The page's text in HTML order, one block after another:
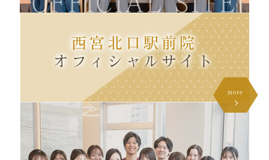
西宮北口駅前院
オフィシャルサイト
more